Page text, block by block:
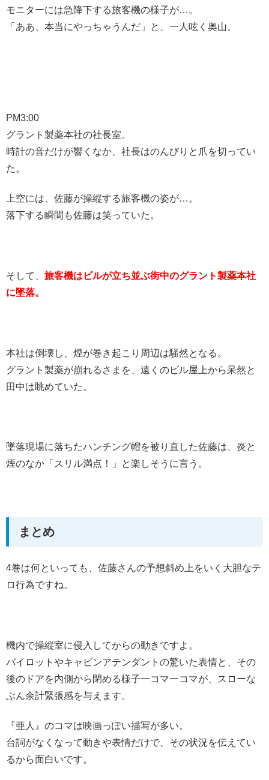
モニターには急降下する旅客機の様子が…。
「ああ、本当にやっちゃうんだ」と、一人呟く奥山。
PM3:00
グラント製薬本社の社長室。
時計の音だけが響くなか、社長はのんびりと爪を切ってい
た。
上空には、佐藤が操縦する旅客機の姿が…。
落下する瞬間も佐藤は笑っていた。
そして、 旅客機はビルが立ち並ぶ街中のグラント製薬本社
に墜落。
本社は倒壊し、煙が巻き起こり周辺は騒然となる。
グラント製薬が崩れるさまを、遠くのビル屋上から呆然と
田中は眺めていた。
墜落現場に落ちたハンチング帽を被り直した佐藤は、炎と
煙のなか「スリル満点！」と楽しそうに言う。
まとめ
4巻は何といっても、佐藤さんの予想斜め上をいく大胆なテ
ロ行為ですね。
機内で操縦室に侵入してからの動きですよ。
パイロットやキャビンアテンダントの驚いた表情と、その
後のドアを内側から閉める様子一コマ一コマが、スローな
ぶん余計緊張感を与えます。
『亜人』のコマは映画っぽい描写が多い。
台詞がなくなって動きや表情だけで、その状況を伝えてい
るから面白いです。